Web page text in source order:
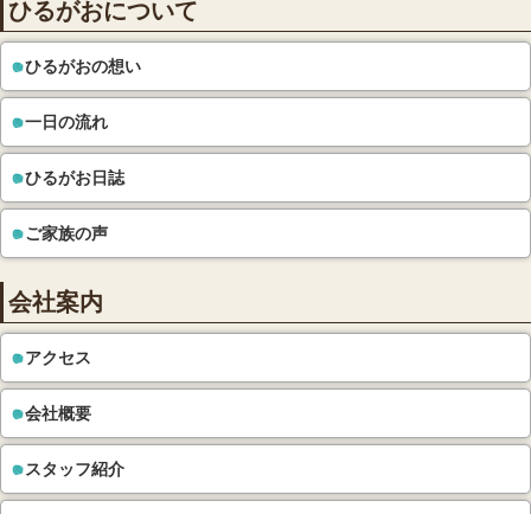
ひるがおについて
ひるがおの想い
一日の流れ
ひるがお日誌
ご家族の声
会社案内
アクセス
会社概要
スタッフ紹介